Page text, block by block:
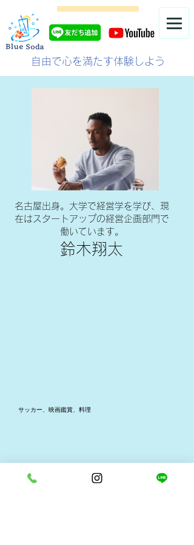
自由で心を満たす体験しよう
名古屋出身。大学で経営学を学び、現
在はスタートアップの経営企画部門で
働いています。
鈴木翔太
サッカー、映画鑑賞、料理